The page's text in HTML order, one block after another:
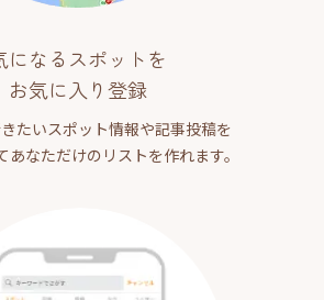
になるスポットを
お気に入り登録
たいスポット情報や記事投稿を
あなただけのリストを作れます。